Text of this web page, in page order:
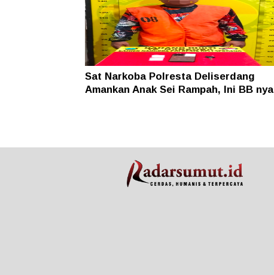
Sat Narkoba Polresta Deliserdang
Amankan Anak Sei Rampah, Ini BB nya